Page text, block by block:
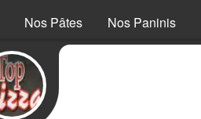
Nos Pâtes Nos Paninis